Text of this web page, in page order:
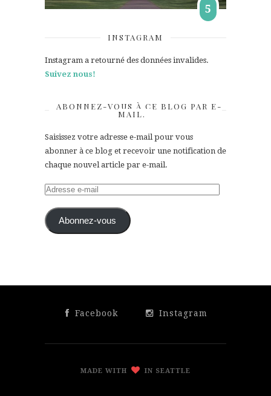
5
INSTAGRAM
Instagram a retourné des données invalides.
Suivez nous!
ABONNEZ-VOUS À CE BLOG PAR E-
MAIL.
Saisissez votre adresse e-mail pour vous
abonner à ce blog et recevoir une notification de
chaque nouvel article par e-mail.
Adresse
mail Abonnez-vous
Facebook Instagram
MADE WITH IN SEATTLE